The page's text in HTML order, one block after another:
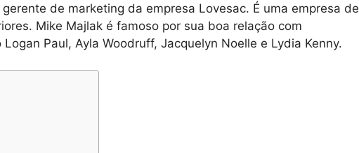
de marketing da empresa Lovesac. É uma empresa de
Mike Majlak é famoso por sua boa relação com
Paul, Ayla Woodruff, Jacquelyn Noelle e Lydia Kenny.